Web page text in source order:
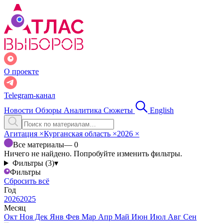
О проекте
Telegram-канал
Новости Обзоры Аналитика Сюжеты English
Агитация ×Курганская область ×2026 ×
Все материалы— 0
Ничего не найдено. Попробуйте изменить фильтры.
Фильтры (3)▾
Фильтры
Сбросить всё
Год
20262025
Месяц
Окт Ноя Дек Янв Фев Мар Апр Май Июн Июл Авг Сен